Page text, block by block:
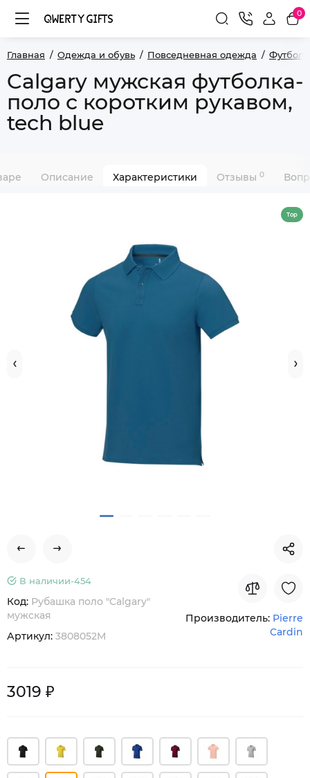
0
Главная Одежда и обувь Повседневная одежда
Calgary мужская футболка-
поло с коротким рукавом,
tech blue
Описание Характеристики Отзывы 0
Top
В наличии-454
Код: Рубашка поло "Calgary"
мужская
Артикул: 3808052M
Производитель: Pierre
Cardin
3019 ₽